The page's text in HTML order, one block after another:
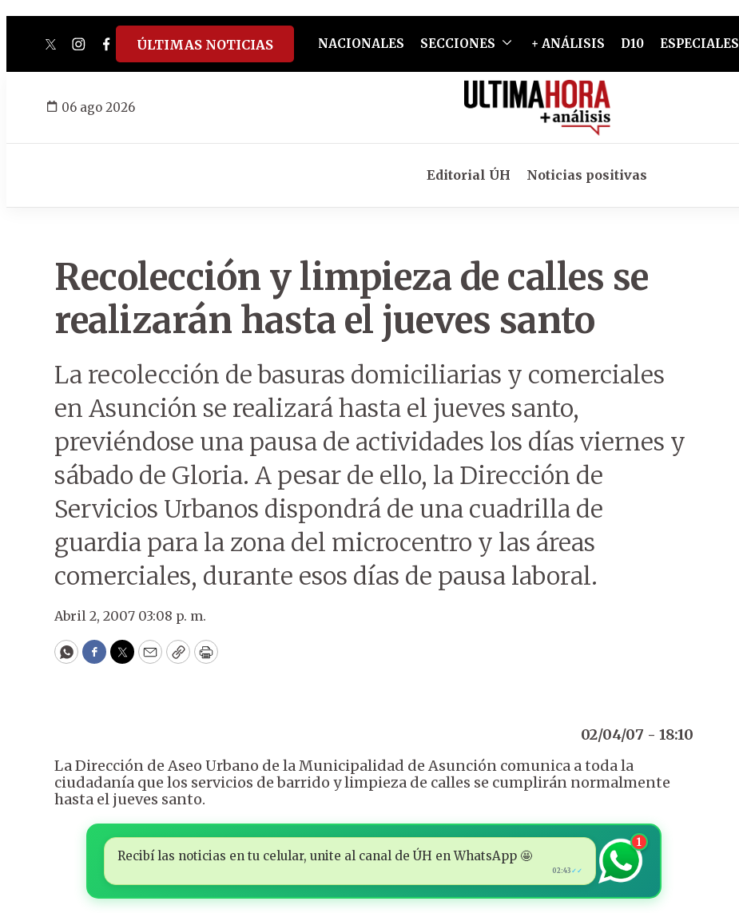
twitterinstagram
facebook
tiktokyoutube
spotify
ÚLTIMAS NOTICIAS NACIONALES SECCIONES + ANÁLISIS D10 ESPECIALES
06 ago 2026
Editorial ÚH Noticias positivas
Recolección y limpieza de calles se
realizarán hasta el jueves santo
La recolección de basuras domiciliarias y comerciales
en Asunción se realizará hasta el jueves santo,
previéndose una pausa de actividades los días viernes y
sábado de Gloria. A pesar de ello, la Dirección de
Servicios Urbanos dispondrá de una cuadrilla de
guardia para la zona del microcentro y las áreas
comerciales, durante esos días de pausa laboral.
Abril 2, 2007 03:08 p. m.
WhatsApp
Facebook
Twitter
EmailCopyPrint
02/04/07 - 18:10
La Dirección de Aseo Urbano de la Municipalidad de Asunción comunica a toda la
ciudadanía que los servicios de barrido y limpieza de calles se cumplirán normalmente
hasta el jueves santo.
Recibí las noticias en tu celular, unite al canal de ÚH en WhatsApp 🤩
02:43 ✓✓
1